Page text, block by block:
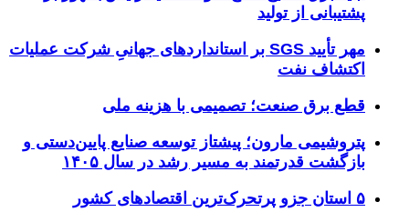
پشتیبانی از تولید
مهر تأیید SGS بر استانداردهای جهانیِ شرکت عملیات
اکتشاف نفت
قطع برق صنعت؛ تصمیمی با هزینه ملی
پتروشیمی مارون؛ پیشتاز توسعه صنایع پایین‌دستی و
بازگشت قدرتمند به مسیر رشد در سال ۱۴۰۵
۵ استان جزو پرتحرک‌ترین اقتصاد‌های کشور